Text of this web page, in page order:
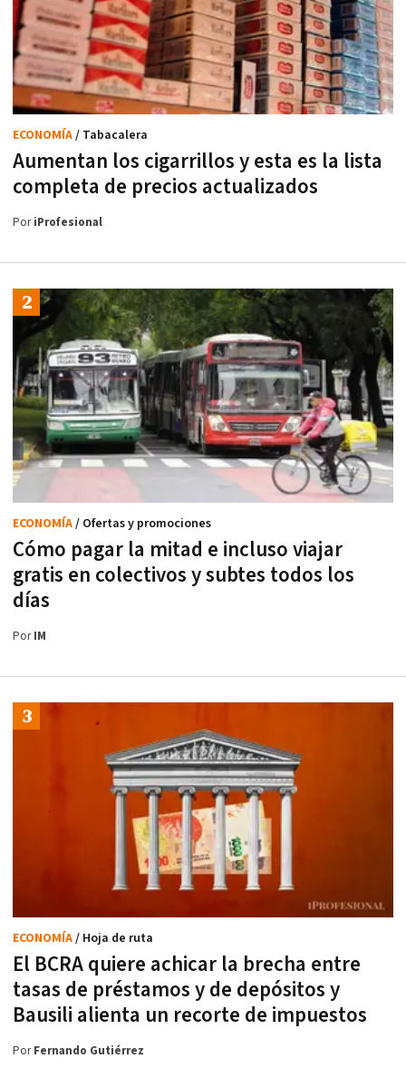
Aumentan los cigarrillos y esta es la lista
completa de precios actualizados
ECONOMÍA/ Tabacalera
PoriProfesional
Cómo pagar la mitad e incluso viajar
gratis en colectivos y subtes todos los
días
ECONOMÍA/ Ofertas y promociones
PorIM
El BCRA quiere achicar la brecha entre
tasas de préstamos y de depósitos y
Bausili alienta un recorte de impuestos
ECONOMÍA/ Hoja de ruta
PorFernando Gutiérrez